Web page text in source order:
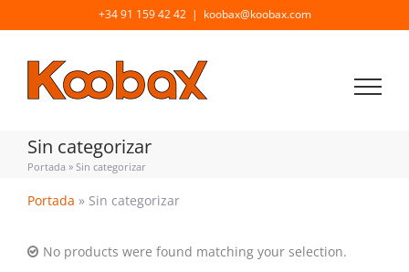
al
+34 91 159 42 42 | koobax@koobax.com
Sin categorizar
Portada » Sin categorizar
Portada » Sin categorizar
No products were found matching your selection.